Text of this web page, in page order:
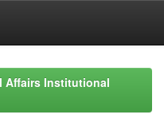
Affairs Institutional